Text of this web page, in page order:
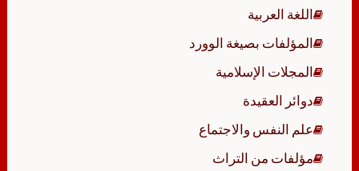
اللغة العربية
المؤلفات بصيغة الوورد
المجلات الإسلامية
دوائر العقيدة
علم النفس والاجتماع
مؤلفات من التراث